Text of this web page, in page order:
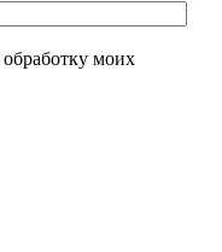
моих